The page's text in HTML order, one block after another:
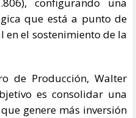
configurando una
que está a punto de
el sostenimiento de la
de Producción, Walter
es consolidar una
genere más inversión